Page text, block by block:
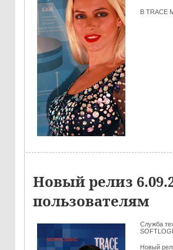
В TRACE
Новый релиз
пользователям
Служба
Новый